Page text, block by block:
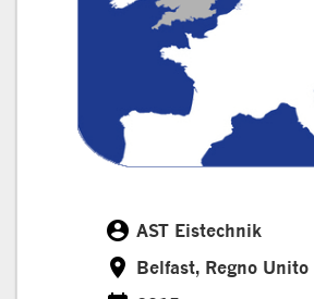
account_circleCliente
AST Eistechnik
roomLocalità
Belfast, Regno Unito